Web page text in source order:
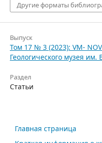
Другие форматы
Выпуск
Том 17 № 3 (2023): VM-
Геологического музея им.
Раздел
Статьи
Главная страница